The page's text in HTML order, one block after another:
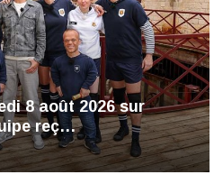
8 août 2026 sur
reç…